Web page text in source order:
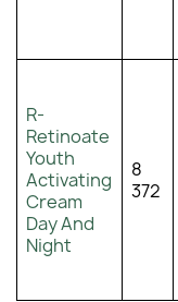
R-
Retinoate
Youth
Activating
Cream
Day And
Night
8
372